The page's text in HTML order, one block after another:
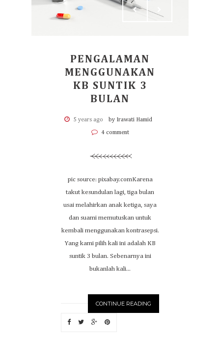
PENGALAMAN
MENGGUNAKAN
KB SUNTIK 3
BULAN
5 years ago by Irawati Hamid
4 comment
pic source: pixabay.comKarena
takut kesundulan lagi, tiga bulan
usai melahirkan anak ketiga, saya
dan suami memutuskan untuk
kembali menggunakan kontrasepsi.
Yang kami pilih kali ini adalah KB
suntik 3 bulan. Sebenarnya ini
bukanlah kali...
CONTINUE READING